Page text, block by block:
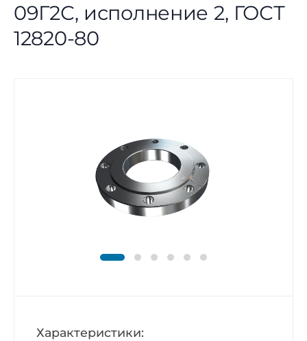
09Г2С, исполнение 2, ГОСТ
12820-80
Характеристики: